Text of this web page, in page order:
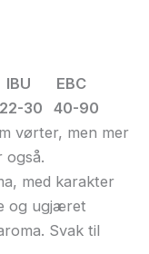
EBC
30 40-90
vørter, men mer
også.
med karakter
og ugjæret
Svak til